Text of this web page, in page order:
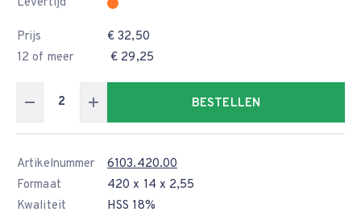
Prijs
€ 32,50
12 of meer
€ 29,25
BESTELLEN
Artikelnummer
6103.420.00
Formaat
420 x 14 x 2,55
Kwaliteit
HSS 18%